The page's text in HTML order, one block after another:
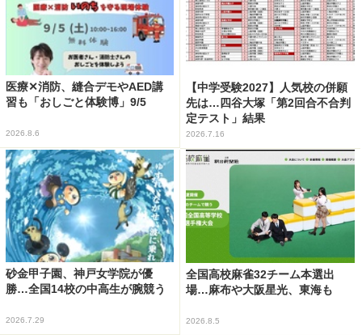
医療✕消防、縫合デモやAED講
習も「おしごと体験博」9/5
2026.8.6
【中学受験2027】人気校の併願
先は…四谷大塚「第2回合不合判
定テスト」結果
2026.7.16
砂金甲子園、神戸女学院が優
勝…全国14校の中高生が腕競う
2026.7.29
全国高校麻雀32チーム本選出
場…麻布や大阪星光、東海も
2026.8.5